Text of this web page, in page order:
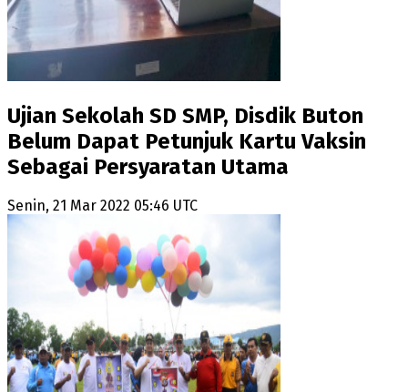
Ujian Sekolah SD SMP, Disdik Buton
Belum Dapat Petunjuk Kartu Vaksin
Sebagai Persyaratan Utama
Senin, 21 Mar 2022 05:46 UTC